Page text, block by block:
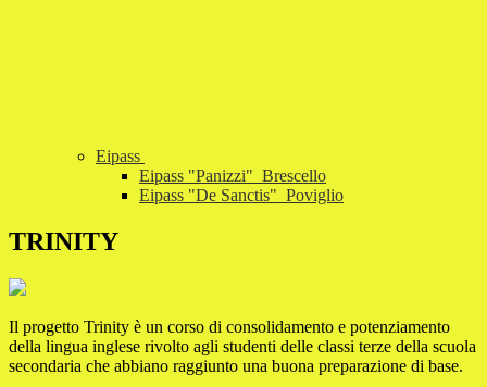
Eipass
Eipass "Panizzi"_Brescello
Eipass "De Sanctis"_Poviglio
TRINITY
Il progetto Trinity è un corso di consolidamento e potenziamento
della lingua inglese rivolto agli studenti delle classi terze della scuola
secondaria che abbiano raggiunto una buona preparazione di base.